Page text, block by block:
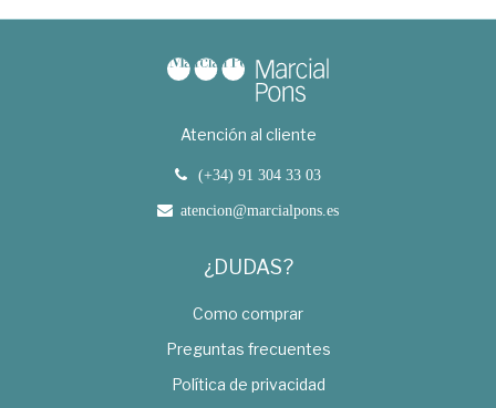
Atención al cliente
(+34) 91 304 33 03
atencion@marcialpons.es
¿DUDAS?
Como comprar
Preguntas frecuentes
Política de privacidad